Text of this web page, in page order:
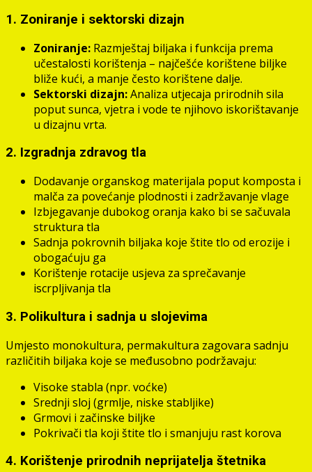
1. Zoniranje i sektorski dizajn
Zoniranje: Razmještaj biljaka i funkcija prema
učestalosti korištenja – najčešće korištene biljke
bliže kući, a manje često korištene dalje.
Sektorski dizajn:Analiza utjecaja prirodnih sila
poput sunca, vjetra i vode te njihovo iskorištavanje
u dizajnu vrta.
2. Izgradnja zdravog tla
Dodavanje organskog materijala poput komposta i
malča za povećanje plodnosti i zadržavanje vlage
Izbjegavanje dubokog oranja kako bi se sačuvala
struktura tla
Sadnja pokrovnih biljaka koje štite tlo od erozije i
obogaćuju ga
Korištenje rotacije usjeva za sprečavanje
iscrpljivanja tla
3. Polikultura i sadnja u slojevima
Umjesto monokultura, permakultura zagovara sadnju
različitih biljaka koje se međusobno podržavaju:
Visoke stabla (npr. voćke)
Srednji sloj (grmlje, niske stabljike)
Grmovi i začinske biljke
Pokrivači tla koji štite tlo i smanjuju rast korova
4. Korištenje prirodnih neprijatelja štetnika